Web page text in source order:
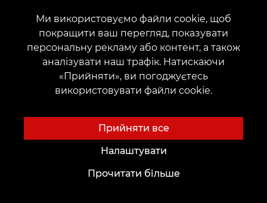
Ми використовуємо файли cookie, щоб
покращити ваш перегляд, показувати
персональну рекламу або контент, а також
аналізувати наш трафік. Натискаючи
«Прийняти», ви погоджуєтесь
використовувати файли cookie.
Прийняти все
Налаштувати
Прочитати більше